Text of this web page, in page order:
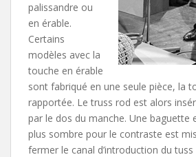
palissandre ou
en érable.
Certains
modèles avec la
touche en érable
sont fabriqué en une seule pièce, la
rapportée. Le truss rod est alors
par le dos du manche. Une baguette
plus sombre pour le contraste est
fermer le canal d’introduction du tuss